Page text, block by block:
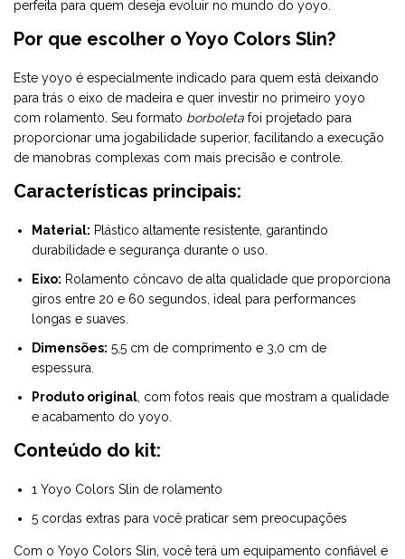
perfeita para quem deseja evoluir no mundo do yoyo.
Por que escolher o Yoyo Colors Slin?
Este yoyo é especialmente indicado para quem está deixando
para trás o eixo de madeira e quer investir no primeiro yoyo
com rolamento. Seu formato borboleta foi projetado para
proporcionar uma jogabilidade superior, facilitando a execução
de manobras complexas com mais precisão e controle.
Características principais:
Material: Plástico altamente resistente, garantindo
durabilidade e segurança durante o uso.
Eixo: Rolamento côncavo de alta qualidade que proporciona
giros entre 20 e 60 segundos, ideal para performances
longas e suaves.
Dimensões: 5,5 cm de comprimento e 3,0 cm de
espessura.
Produto original , com fotos reais que mostram a qualidade
e acabamento do yoyo.
Conteúdo do kit:
1 Yoyo Colors Slin de rolamento
5 cordas extras para você praticar sem preocupações
Com o Yoyo Colors Slin, você terá um equipamento confiável e